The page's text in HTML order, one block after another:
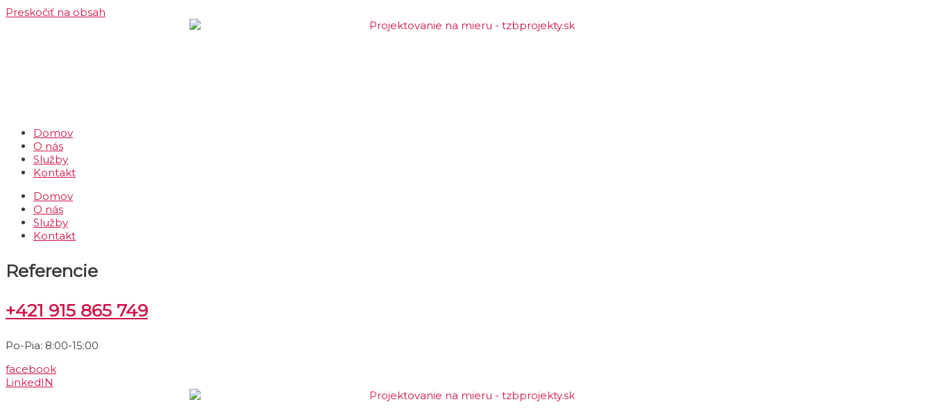
Preskočiť na obsah
Domov
O nás
Služby
Kontakt
Domov
O nás
Služby
Kontakt
Referencie
+421 915 865 749
Po-Pia: 8:00-15:00
facebook
LinkedIN